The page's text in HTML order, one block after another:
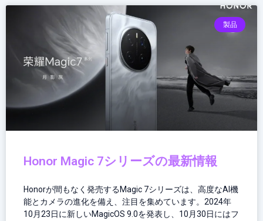
製品
Honor Magic 7シリーズの最新情報
Honorが間もなく発売するMagic 7シリーズは、高度なAI機
能とカメラの進化を備え、注目を集めています。2024年
10月23日に新しいMagicOS 9.0を発表し、10月30日にはフ